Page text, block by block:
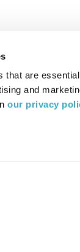
that are
and
our privacy